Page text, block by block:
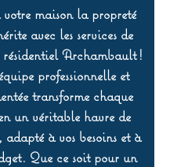
maison la propreté
avec les services de
résidentiel Archambault !
professionnelle et
transforme chaque
un véritable havre de
à vos besoins et à
Que ce soit pour un